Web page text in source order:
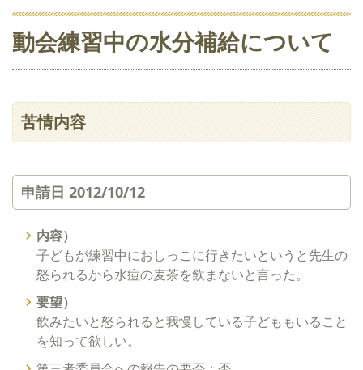
動会練習中の水分補給について
苦情内容
申請日 2012/10/12
内容）
子どもが練習中におしっこに行きたいというと先生の
怒られるから水痘の麦茶を飲まないと言った。
要望）
飲みたいと怒られると我慢している子どももいること
を知って欲しい。